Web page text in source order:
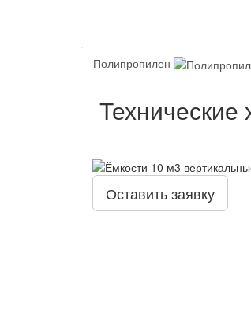
Полипропилен
Оставить заявку